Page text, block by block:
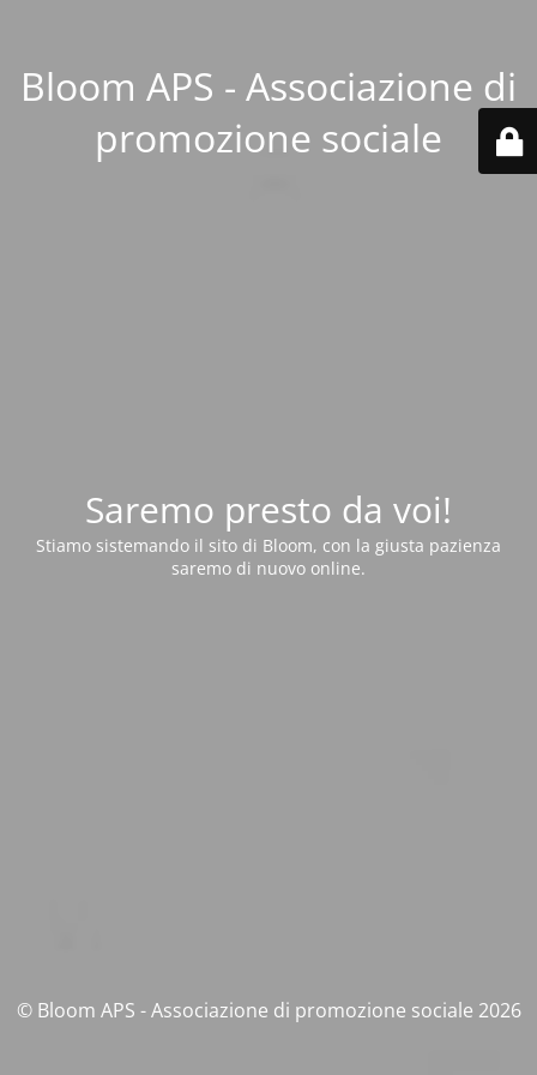
Bloom APS - Associazione di
promozione sociale
Saremo presto da voi!
Stiamo sistemando il sito di Bloom, con la giusta pazienza
saremo di nuovo online.
© Bloom APS - Associazione di promozione sociale 2026